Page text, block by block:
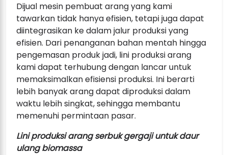
Dijual mesin pembuat arang yang kami
tawarkan tidak hanya efisien, tetapi juga dapat
diintegrasikan ke dalam jalur produksi yang
efisien. Dari penanganan bahan mentah hingga
pengemasan produk jadi, lini produksi arang
kami dapat terhubung dengan lancar untuk
memaksimalkan efisiensi produksi. Ini berarti
lebih banyak arang dapat diproduksi dalam
waktu lebih singkat, sehingga membantu
memenuhi permintaan pasar.
Lini produksi arang serbuk gergaji untuk daur
ulang biomassa